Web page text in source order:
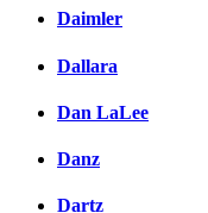
Daimler
Dallara
Dan LaLee
Danz
Dartz